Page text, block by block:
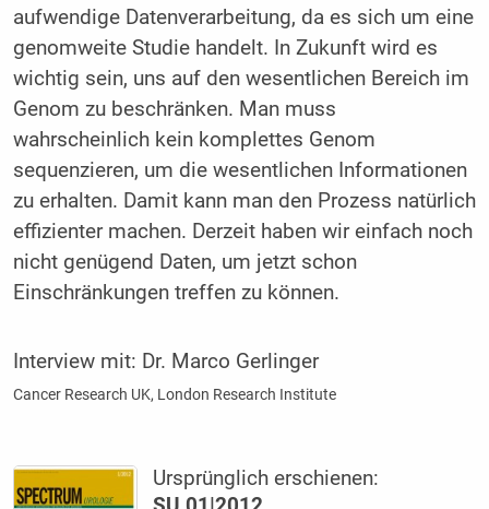
aufwendige Datenverarbeitung, da es sich um eine
genomweite Studie handelt. In Zukunft wird es
wichtig sein, uns auf den wesentlichen Bereich im
Genom zu beschränken. Man muss
wahrscheinlich kein komplettes Genom
sequenzieren, um die wesentlichen Informationen
zu erhalten. Damit kann man den Prozess natürlich
effizienter machen. Derzeit haben wir einfach noch
nicht genügend Daten, um jetzt schon
Einschränkungen treffen zu können.
Interview mit: Dr. Marco Gerlinger
Cancer Research UK, London Research Institute
Ursprünglich erschienen: